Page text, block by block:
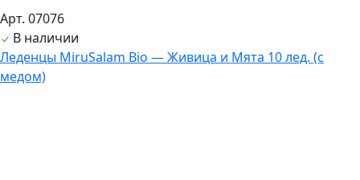
Арт. 07076
В наличии
Леденцы MiruSalam Bio — Живица и Мята 10 лед. (с
медом)